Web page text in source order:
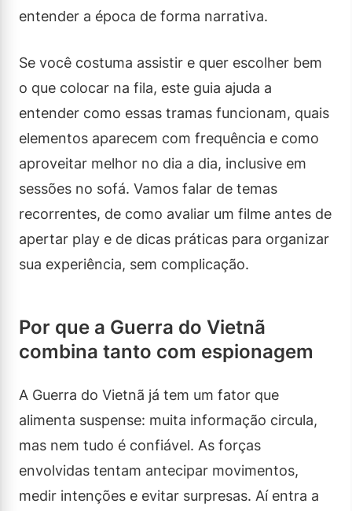
entender a época de forma narrativa.
Se você costuma assistir e quer escolher bem
o que colocar na fila, este guia ajuda a
entender como essas tramas funcionam, quais
elementos aparecem com frequência e como
aproveitar melhor no dia a dia, inclusive em
sessões no sofá. Vamos falar de temas
recorrentes, de como avaliar um filme antes de
apertar play e de dicas práticas para organizar
sua experiência, sem complicação.
Por que a Guerra do Vietnã
combina tanto com espionagem
A Guerra do Vietnã já tem um fator que
alimenta suspense: muita informação circula,
mas nem tudo é confiável. As forças
envolvidas tentam antecipar movimentos,
medir intenções e evitar surpresas. Aí entra a